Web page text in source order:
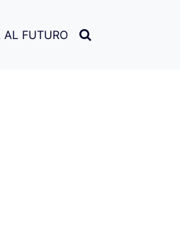
AL FUTURO